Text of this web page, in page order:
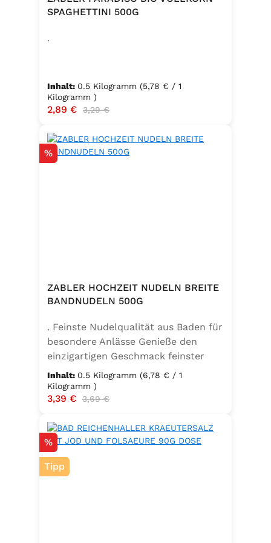
SPAGHETTINI 500G
.
Inhalt: 0.5 Kilogramm (5,78 € / 1
Kilogramm )
Verkaufspreis:
2,89 € Regulärer Preis:
3,29 €
Rabatt
%
ZABLER HOCHZEIT NUDELN BREITE
BANDNUDELN 500G
. Feinste Nudelqualität aus Baden für
besondere Anlässe Genieße den
einzigartigen Geschmack feinster
Bandnudeln – mit den Zabler
Hochzeit Nudeln holst du dir echte
badische Qualität auf den Teller.
Hartweizengrieß, täglich frisch
aufgeschlagenen Eiern der
Güteklasse A und klarem
Trinkwasser, bieten diese Nudeln ein
Inhalt: 0.5 Kilogramm (6,78 € / 1
Kilogramm )
Verkaufspreis:
3,39 € Regulärer Preis:
3,69 €
Rabatt
%
Tipp